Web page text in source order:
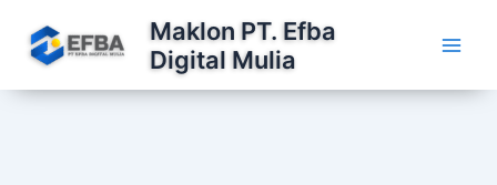
konten
Maklon PT. Efba
Digital Mulia